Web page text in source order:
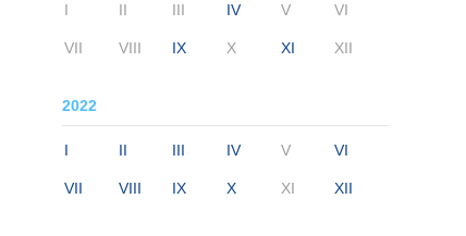
I II III IV V VI
VII VIII IX X XI XII
2022
I II III IV V VI
VII VIII IX X XI XII